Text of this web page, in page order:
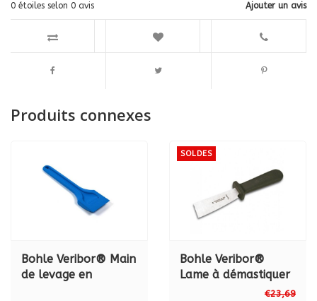
Ajouter un avis
0 étoiles selon 0 avis
Produits connexes
Bohle Veribor® Main
de levage en
SOLDES
Bohle Veribor®
Lame à démastiquer
€23,69